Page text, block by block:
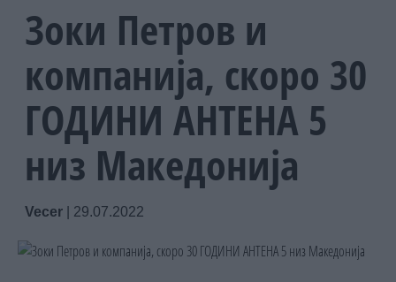
Зоки Петров и
компанија, скоро 30
ГОДИНИ АНТЕНА 5
низ Македонија
Vecer 29.07.2022